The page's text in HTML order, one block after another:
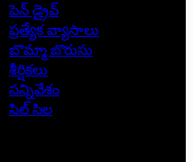
పెన్ డ్రైవ్
ప్రత్యేక వ్యాసాలు
బొమ్మా బొరుసు
శీర్షికలు
సన్నివేశం
సిల్ సిల